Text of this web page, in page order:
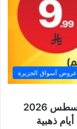
عروض أسواق الجزيرة
عروض أسواق الجزيرة اليوم 6 أغسطس 2026